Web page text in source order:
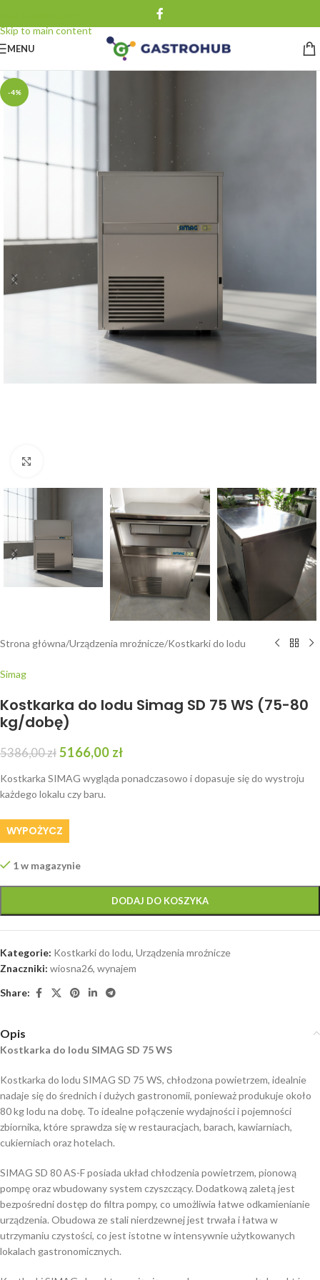
Skip to main content
MENU
-4%
Strona główna/Urządzenia mroźnicze/Kostkarki do lodu
Simag
Kostkarka do lodu Simag SD 75 WS (75-80
kg/dobę)
5386,00zł 5166,00 zł
Kostkarka SIMAG wygląda ponadczasowo i dopasuje się do wystroju
każdego lokalu czy baru.
WYPOŻYCZ
1 w magazynie
DODAJ DO KOSZYKA
Kategorie: Kostkarki do lodu, Urządzenia mroźnicze
Znaczniki: wiosna26, wynajem
Share:
Opis
Kostkarka do lodu SIMAG SD 75 WS
Kostkarka do lodu SIMAG SD 75 WS, chłodzona powietrzem, idealnie
nadaje się do średnich i dużych gastronomii, ponieważ produkuje około
80 kg lodu na dobę. To idealne połączenie wydajności i pojemności
zbiornika, które sprawdza się w restauracjach, barach, kawiarniach,
cukierniach oraz hotelach.
SIMAG SD 80 AS-F posiada układ chłodzenia powietrzem, pionową
pompę oraz wbudowany system czyszczący. Dodatkową zaletą jest
bezpośredni dostęp do filtra pompy, co umożliwia łatwe odkamienianie
urządzenia. Obudowa ze stali nierdzewnej jest trwała i łatwa w
utrzymaniu czystości, co jest istotne w intensywnie użytkowanych
lokalach gastronomicznych.